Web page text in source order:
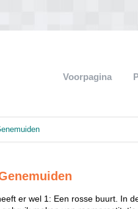
Voorpagina
er wel 1: Een rosse buurt. In